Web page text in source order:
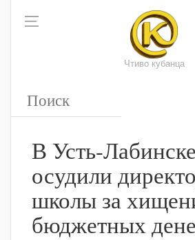
Чтиво кубанца
В Усть-Лабинске
осудили
школы за
бюджетных